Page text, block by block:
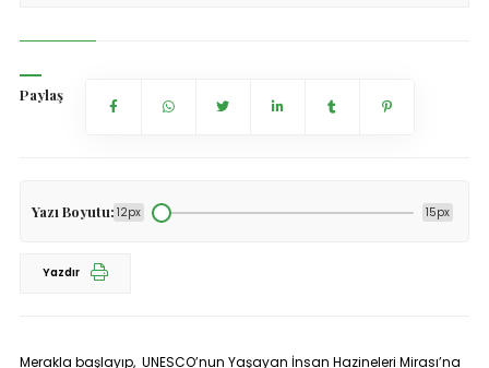
Paylaş
Yazı Boyutu: 12px 15px
Yazdır
Merakla başlayıp, UNESCO’nun Yaşayan İnsan Hazineleri Mirası’na